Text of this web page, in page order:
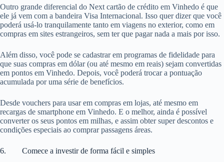
Outro grande diferencial do Next cartão de crédito em Vinhedo é que
ele já vem com a bandeira Visa Internacional. Isso quer dizer que você
poderá usá-lo tranquilamente tanto em viagens no exterior, como em
compras em sites estrangeiros, sem ter que pagar nada a mais por isso.
Além disso, você pode se cadastrar em programas de fidelidade para
que suas compras em dólar (ou até mesmo em reais) sejam convertidas
em pontos em Vinhedo. Depois, você poderá trocar a pontuação
acumulada por uma série de benefícios.
Desde vouchers para usar em compras em lojas, até mesmo em
recargas de smartphone em Vinhedo. E o melhor, ainda é possível
converter os seus pontos em milhas, e assim obter super descontos e
condições especiais ao comprar passagens áreas.
6. Comece a investir de forma fácil e simples